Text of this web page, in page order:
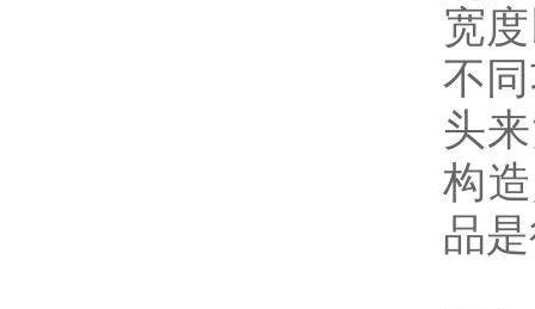
宽
不
头
构
品